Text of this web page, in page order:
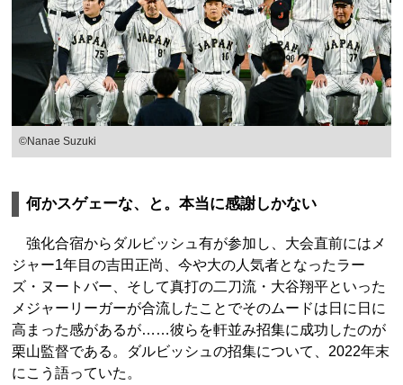
©Nanae Suzuki
何かスゲェーな、と。本当に感謝しかない
強化合宿からダルビッシュ有が参加し、大会直前にはメ
ジャー1年目の吉田正尚、今や大の人気者となったラー
ズ・ヌートバー、そして真打の二刀流・大谷翔平といった
メジャーリーガーが合流したことでそのムードは日に日に
高まった感があるが……彼らを軒並み招集に成功したのが
栗山監督である。ダルビッシュの招集について、2022年末
にこう語っていた。